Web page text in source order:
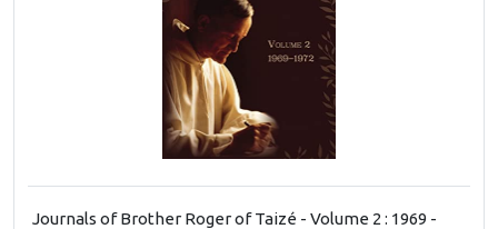
Journals of Brother Roger of Taizé - Volume 2 : 1969 -